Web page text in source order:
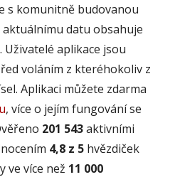
s komunitně budovanou
datu obsahuje
aplikace jsou
voláním z kteréhokoliv z
Aplikaci můžete zdarma
, více o jejím fungování se
201 543aktivními
4,8 z 5 hvězdiček
ve více než 11 000